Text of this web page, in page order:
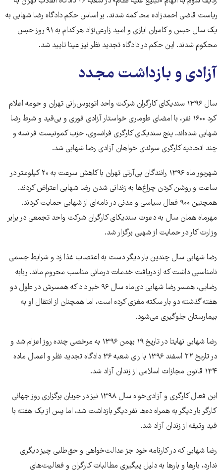
ریاست قاضی احمدزاده محاکمه شدند. بر اساس حکم دادگاه رضا شهابی به
یک سال حبس و کامران ایازی و امید زارعی‌نژاد هر کدام به ۹۱ روز حبس
محکوم شدند. این حکم در دادگاه تجدید نظر نیز عینا تایید شد.
آزادی و بازداشت مجدد
سال ۱۳۹۶ سندیکای کارگران شرکت واحد اتوبوس‌رانی تهران و حومه اعلام
کرد ۱۶۰۰ نفر، با امضای طوماری خواستار آزادی فوری و بی‌قید و شرط رضا
شهابی شده‌اند. پنج سندیکای کارگری فرانسوی، حزب کمونیست فرانسه و
چند اتحادیه کارگری سوئدی خواهان آزادی رضا شهابی شد.
شهریور ماه ۱۳۹۶ رانندگان بی‌آرتی تهران با کاهش سرعت به ۲۰ کیلومتر در
ساعت و روشن کردن چراغ‌ها به زندانی شدن رضا شهابی اعتراض کردند.
همچنین ۹۰۰ فعال سیاسی و مدنی در نامه‌ای از شهابی حمایت کردند.
مهرماه همان سال به دعوت سندیکای کارگران شرکت واحد تجمعی در برابر
وزارت کار در حمایت از شهبی برگزار شد.
رضا شهابی سال چندین بار دیگر دست به اعتصاب غذا زد و شرایط جسمی
نامناسبی داشت که از دریافت خدمات درمانی مناسب محروم ماند. ربابه
رضایی، همسر رضا شهابی دی‌ماه سال ۹۶ خبر داد که همسرش در طول دو
هفته گذشته دو بار سکته مغزی کرده است، اما همچنان از انتقال او به
بیمارستان جلوگیری می‌شود.
رضا شهابی نهایتا در تاریخ ۱۹ بهمن ۱۳۹۶ به مرخصی چنده روز اعزام شد و
در تاریخ ۲۲ اسفند ۱۳۹۶ با رای شعبه ۳۶ دادگاه تجدید نظر و اعمال ماده
۱۳۴ قانون مجازات اسلامی از زندان آزاد شد.
این فعال کارگری و آزادی‌خواه سال ۱۳۹۸ نیز در جریان برگزاری روز جهانی
کارگر بار دیگر به همراه ده‌ها نفر دیگر بازداشت شد، اما پس از یک هفته با
قید وثیقه از زندان آزاد شد.
رضا شهابی که در کارنامه خود جز عدالت‌خواهی و حق‌طلبی چیز دیگری
ندارد، بارها و بارها به دلیل پیگیری مطالبات کارگران و فعالیت‌های